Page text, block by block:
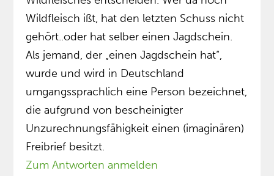
Wildfleisch ißt, hat den letzten Schuss nicht
gehört..oder hat selber einen Jagdschein.
Als jemand, der „einen Jagdschein hat“,
wurde und wird in Deutschland
umgangssprachlich eine Person bezeichnet,
die aufgrund von bescheinigter
Unzurechnungsfähigkeit einen (imaginären)
Freibrief besitzt.
Zum Antworten anmelden